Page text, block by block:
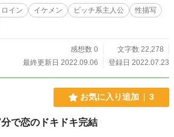
イン イケメン ビッチ系主人公
性描写
感想数 0
文字数 22,278
最終更新日 2022.09.06
登録日 2022.07.23
お気に入り追加 3
で恋のドキドキ完結